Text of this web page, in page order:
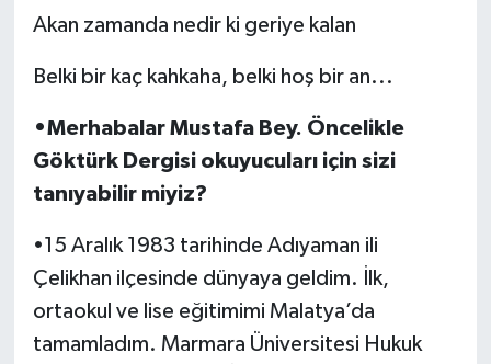
Akan zamanda nedir ki geriye kalan
Belki bir kaç kahkaha, belki hoş bir an...
•Merhabalar Mustafa Bey. Öncelikle
Göktürk Dergisi okuyucuları için sizi
tanıyabilir miyiz?
•15 Aralık 1983 tarihinde Adıyaman ili
Çelikhan ilçesinde dünyaya geldim. İlk,
ortaokul ve lise eğitimimi Malatya’da
tamamladım. Marmara Üniversitesi Hukuk
TİCARET
YAŞAM